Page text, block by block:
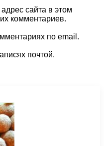
сайта в этом
комментариев.
по email.
почтой.